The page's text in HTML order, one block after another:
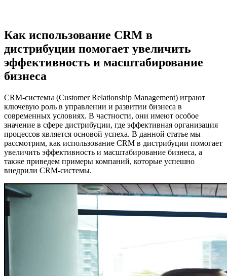
Как использование CRM в
дистрибуции помогает увеличить
эффективность и масштабирование
бизнеса
CRM-системы (Customer Relationship Management) играют
ключевую роль в управлении и развитии бизнеса в
современных условиях. В частности, они имеют особое
значение в сфере дистрибуции, где эффективная организация
процессов является основой успеха. В данной статье мы
рассмотрим, как использование CRM в дистрибуции помогает
увеличить эффективность и масштабирование бизнеса, а
также приведем примеры компаний, которые успешно
внедрили CRM-системы.